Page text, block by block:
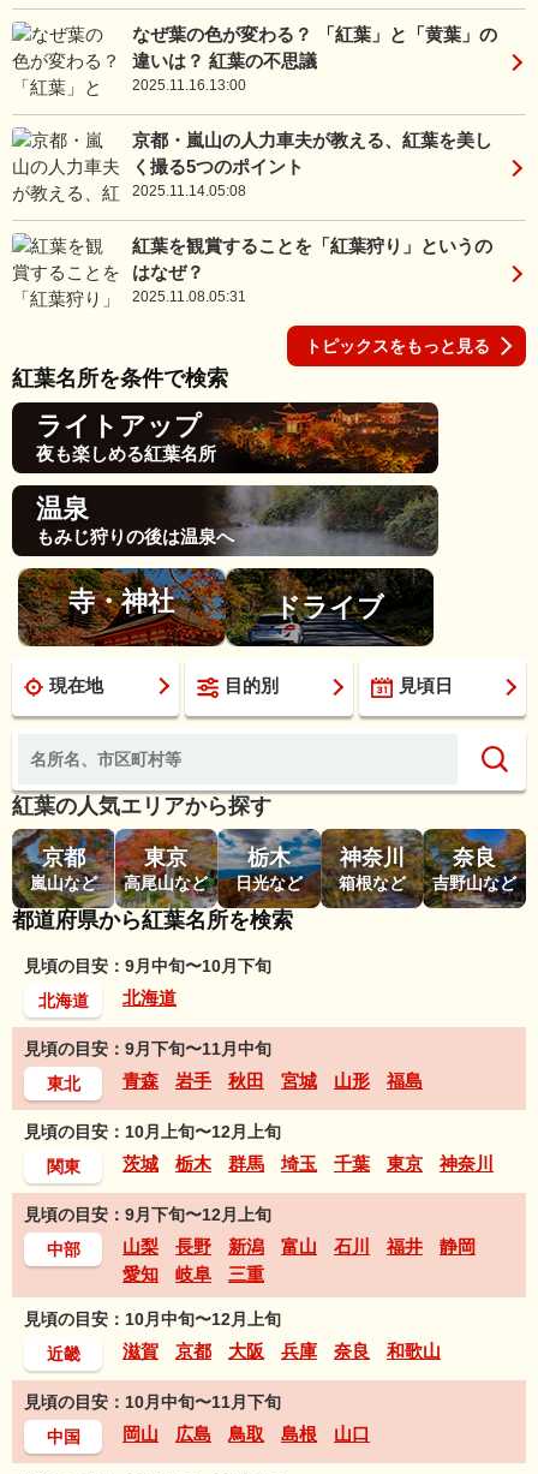
なぜ葉の色が変わる？ 「紅葉」と「黄葉」の
違いは？ 紅葉の不思議
2025.11.16.13:00
京都・嵐山の人力車夫が教える、紅葉を美し
く撮る5つのポイント
2025.11.14.05:08
紅葉を観賞することを「紅葉狩り」というの
はなぜ？
2025.11.08.05:31
トピックスをもっと見る
紅葉名所を条件で検索
ライトアップ
夜も楽しめる紅葉名所
温泉
もみじ狩りの後は温泉へ
寺・神社 ドライブ
現在地 目的別 見頃日
紅葉の人気エリアから探す
京都
嵐山など
東京
高尾山など
栃木
日光など
神奈川
箱根など
奈良
吉野山など
都道府県から紅葉名所を検索
見頃の目安：9月中旬〜10月下旬
北海道
北海道
見頃の目安：9月下旬〜11月中旬
東北
青森 岩手 秋田 宮城 山形 福島
見頃の目安：10月上旬〜12月上旬
関東
茨城 栃木 群馬 埼玉 千葉 東京 神奈川
見頃の目安：9月下旬〜12月上旬
中部
山梨 長野 新潟 富山 石川 福井
静岡
愛知
岐阜 三重
見頃の目安：10月中旬〜12月上旬
近畿
滋賀 京都 大阪 兵庫 奈良 和歌山
見頃の目安：10月中旬〜11月下旬
中国
岡山 広島 鳥取 島根 山口